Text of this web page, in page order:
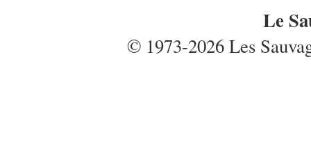
Le
© 1973-2026 Les